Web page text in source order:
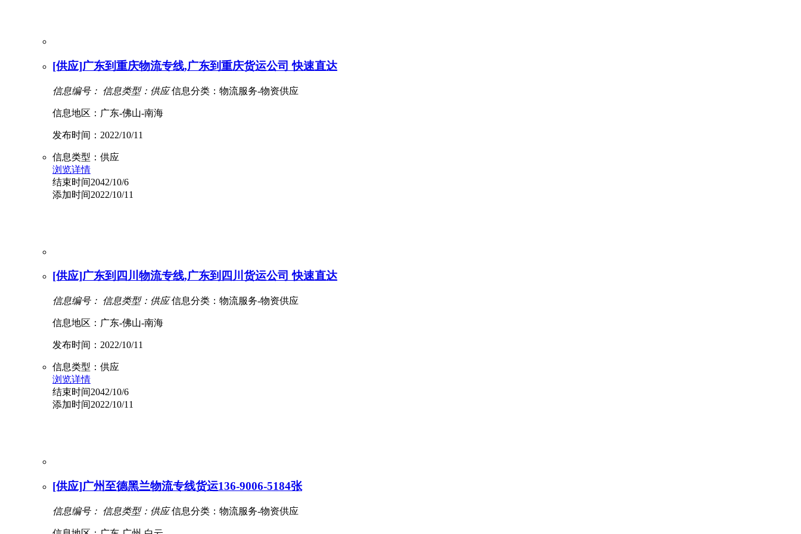
[供应]广东到重庆物流专线,广东到重庆货运公司 快速直达
信息编号： 信息类型：供应信息分类：物流服务-物资供应
信息地区：广东-佛山-南海
发布时间：2022/10/11
信息类型：供应
浏览详情
结束时间2042/10/6
添加时间2022/10/11
[供应]广东到四川物流专线,广东到四川货运公司 快速直达
信息编号： 信息类型：供应信息分类：物流服务-物资供应
信息地区：广东-佛山-南海
发布时间：2022/10/11
信息类型：供应
浏览详情
结束时间2042/10/6
添加时间2022/10/11
[供应]广州至德黑兰物流专线货运136-9006-5184张
信息编号： 信息类型：供应信息分类：物流服务-物资供应